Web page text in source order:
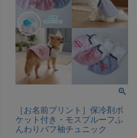
［お名前プリント］保冷剤ポ
ケット付き・モスプルーフふ
んわりパフ袖チュニック